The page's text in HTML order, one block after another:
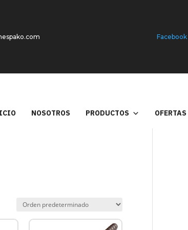
Facebook
NOSOTROS PRODUCTOS OFERTAS